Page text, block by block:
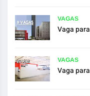
VAGAS
Vaga
VAGAS
Vaga